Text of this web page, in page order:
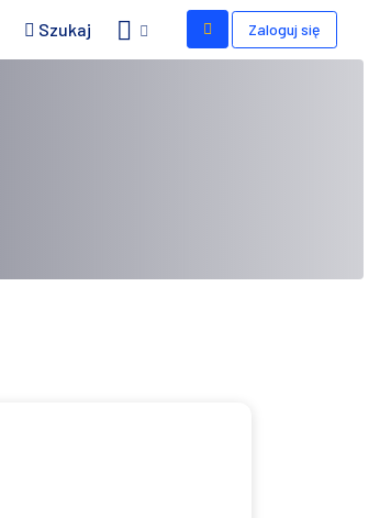
Szukaj Zaloguj się